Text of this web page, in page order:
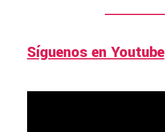
Síguenos en Youtube